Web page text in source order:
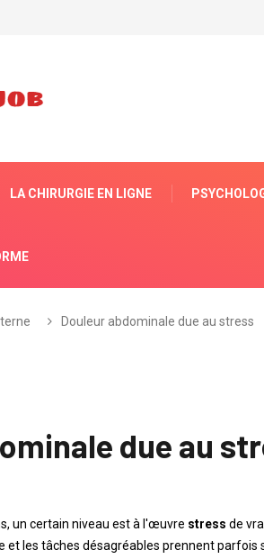
LA CHIRURGIE EN LIGNE
Douleur abdominale due au stress
due au
un certain niveau est à l'œuvre stress de
et les tâches désagréables prennent parfois